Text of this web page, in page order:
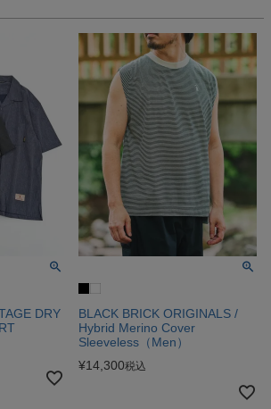
DRY
BLACK BRICK ORIGINALS /
Hybrid Merino Cover
Sleeveless（Men）
¥14,300税込